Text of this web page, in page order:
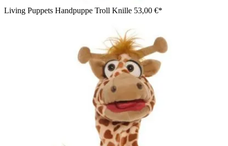
Living Puppets Handpuppe Troll Knille 53,00 €*